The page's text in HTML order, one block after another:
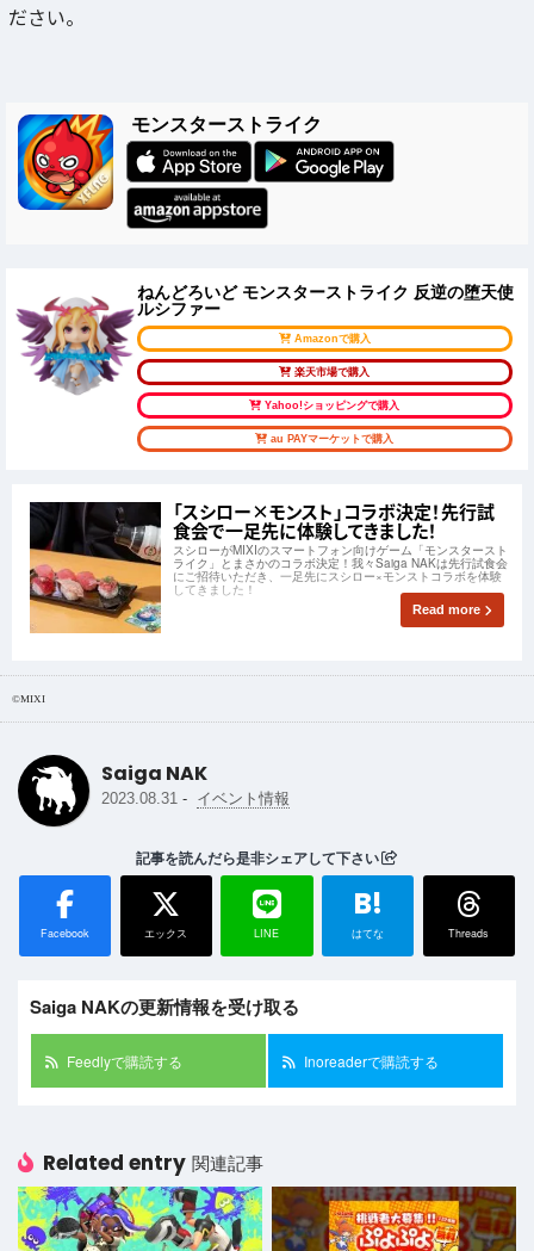
ださい。
モンスターストライク
ねんどろいど モンスターストライク 反逆の堕天使
ルシファー
Amazonで購入
楽天市場で購入
Yahoo!ショッピングで購入
au PAYマーケットで購入
「スシロー×モンスト」コラボ決定！先行試
食会で一足先に体験してきました！
スシローがMIXIのスマートフォン向けゲーム「モンスタースト
ライク」とまさかのコラボ決定！我々Saiga NAKは先行試食会
にご招待いただき、一足先にスシロー×モンストコラボを体験
してきました！
Read more
©MIXI
Saiga NAK
2023.08.31 - イベント情報
記事を読んだら是非シェアして下さい
Facebook エックス LINE
B!
はてな Threads
Saiga NAKの更新情報を受け取る
Feedlyで購読する Inoreaderで購読する
Related entry 関連記事